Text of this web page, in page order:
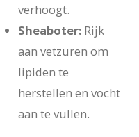
verhoogt.
Sheaboter: Rijk
aan vetzuren om
lipiden te
herstellen en vocht
aan te vullen.